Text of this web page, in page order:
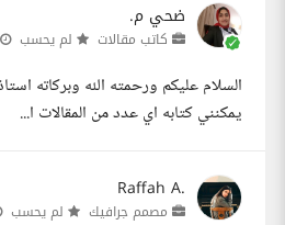
ضحي م.
كاتب مقالات لم يحسب
السلام عليكم ورحمته الله وبركاته
يمكنني كتابه اي عدد من المقالات ا...
Raffah A.
مصمم جرافيك لم يحسب